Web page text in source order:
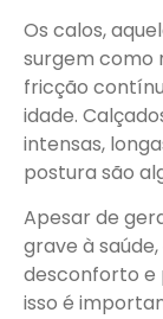
Os calos,
surgem como
fricção
idade.
intensas,
postura são
Apesar de
grave à
desconforto e
isso é